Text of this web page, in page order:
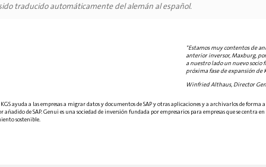
traducido automáticamente del alemán al español.
"Estamos muy contentos de
anterior inversor, Maxburg,
a nuestro lado un nuevo socio
próxima fase de expansión de
Winfried Althaus, Director
KGS ayuda a las empresas a migrar datos y documentos de SAP y otras aplicaciones y a archivarlos de
añadido de SAP. Genui es una sociedad de inversión fundada por empresarios para empresas que se
sostenible.